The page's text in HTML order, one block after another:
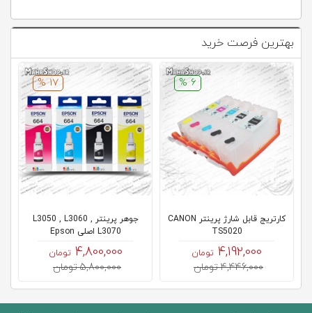
بهترین فرصت خرید
6 %
کارتریج قابل شارژ پرینتر CANON
TS5020
4,192,000 تومان
4,446,000 تومان
17 %
جوهر پرینتر L3050 , L3060 ,
L3070 اصلی Epson
4,800,000 تومان
5,800,000 تومان